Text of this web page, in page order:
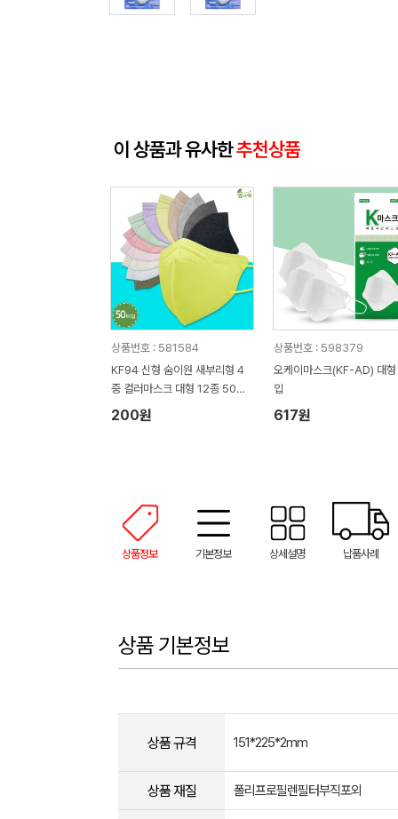
이 상품과 유사한추천상품
상품번호 : 581584
KF94 신형 숨이원 새부리형 4
중 컬러마스크 대형 12종 50매
입
200원
상품번호 : 598379
오케이마스크(KF-AD) 대
입
617원
상품정보 기본정보 상세설명 납품사례
상품 기본정보
상품 규격 151*225*2mm
상품 재질 폴리프로필렌필터부직포외